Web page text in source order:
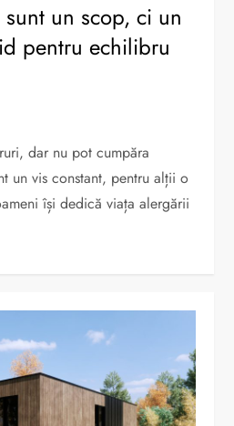
un scop, ci un
pentru echilibru
dar nu pot cumpăra
un vis constant, pentru alții o
își dedică viața alergării